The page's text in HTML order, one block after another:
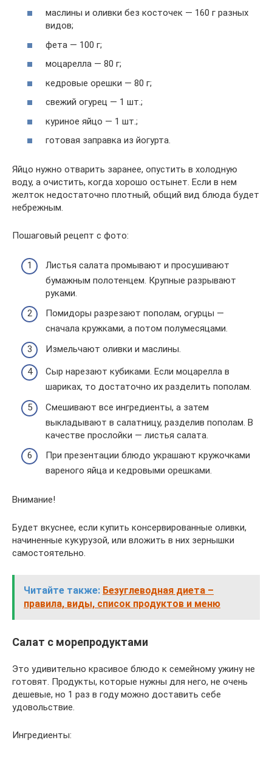
маслины и оливки без косточек — 160 г разных
видов;
фета — 100 г;
моцарелла — 80 г;
кедровые орешки — 80 г;
свежий огурец — 1 шт.;
куриное яйцо — 1 шт.;
готовая заправка из йогурта.
Яйцо нужно отварить заранее, опустить в холодную
воду, а очистить, когда хорошо остынет. Если в нем
желток недостаточно плотный, общий вид блюда будет
небрежным.
Пошаговый рецепт с фото:
Листья салата промывают и просушивают
бумажным полотенцем. Крупные разрывают
руками.
Помидоры разрезают пополам, огурцы —
сначала кружками, а потом полумесяцами.
Измельчают оливки и маслины.
Сыр нарезают кубиками. Если моцарелла в
шариках, то достаточно их разделить пополам.
Смешивают все ингредиенты, а затем
выкладывают в салатницу, разделив пополам. В
качестве прослойки — листья салата.
При презентации блюдо украшают кружочками
вареного яйца и кедровыми орешками.
Внимание!
Будет вкуснее, если купить консервированные оливки,
начиненные кукурузой, или вложить в них зернышки
самостоятельно.
Читайте также: Безуглеводная диета –
правила, виды, список продуктов и меню
Салат с морепродуктами
Это удивительно красивое блюдо к семейному ужину не
готовят. Продукты, которые нужны для него, не очень
дешевые, но 1 раз в году можно доставить себе
удовольствие.
Ингредиенты: